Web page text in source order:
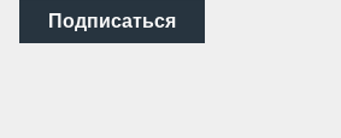
Подписаться